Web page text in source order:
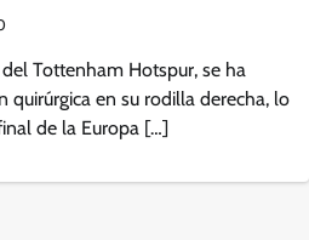
Tottenham Hotspur, se ha
quirúrgica en su rodilla derecha, lo
de la Europa […]